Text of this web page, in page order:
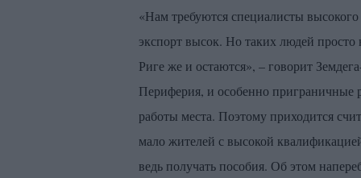
«Нам требуются специалисты
экспорт высок. Но таких людей
Риге же и остаются», – говорит
Периферия, и особенно приграничные
работы места. Поэтому приходится
мало жителей с высокой
ведь получать пособия. Об этом